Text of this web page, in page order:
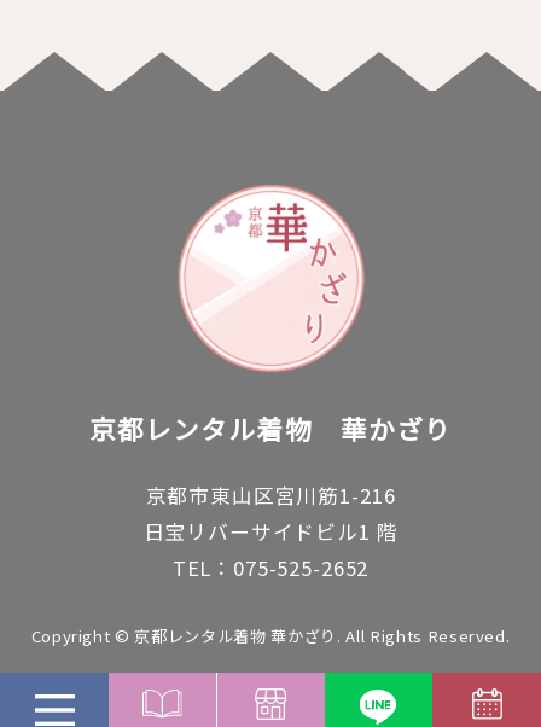
京都レンタル着物 華かざり
京都市東山区宮川筋1-216
日宝リバーサイドビル1 階
TEL：075-525-2652
Copyright © 京都レンタル着物 華かざり. All Rights Reserved.